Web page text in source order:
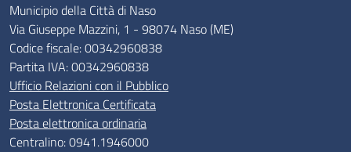
Municipio della Città di Naso
Via Giuseppe Mazzini, 1 - 98074 Naso (ME)
Codice fiscale: 00342960838
Partita IVA: 00342960838
Ufficio Relazioni con il Pubblico
Posta Elettronica Certificata
Posta elettronica ordinaria
Centralino: 0941.1946000